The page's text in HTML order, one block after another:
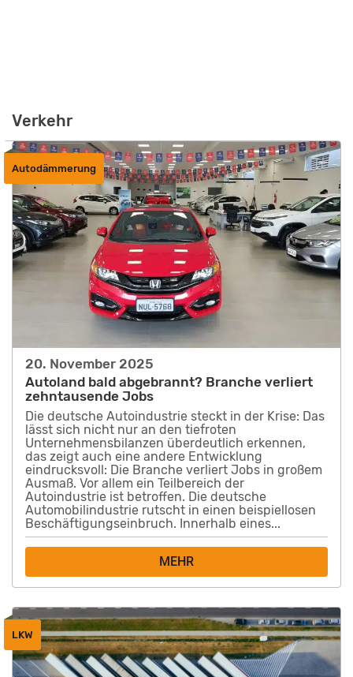
Verkehr
20. November 2025
Autoland bald abgebrannt? Branche verliert
zehntausende Jobs
Die deutsche Autoindustrie steckt in der Krise: Das
lässt sich nicht nur an den tiefroten
Unternehmensbilanzen überdeutlich erkennen,
das zeigt auch eine andere Entwicklung
eindrucksvoll: Die Branche verliert Jobs in großem
Ausmaß. Vor allem ein Teilbereich der
Autoindustrie ist betroffen. Die deutsche
Automobilindustrie rutscht in einen beispiellosen
Beschäftigungseinbruch. Innerhalb eines...
MEHR
Autodämmerung
LKW